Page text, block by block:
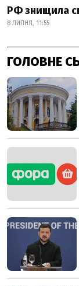
РФ знищила
8 ЛИПНЯ, 11:55
ГОЛОВНЕ